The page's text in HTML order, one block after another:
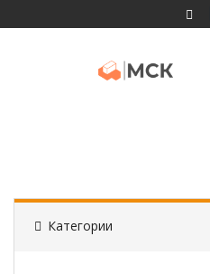
Категории